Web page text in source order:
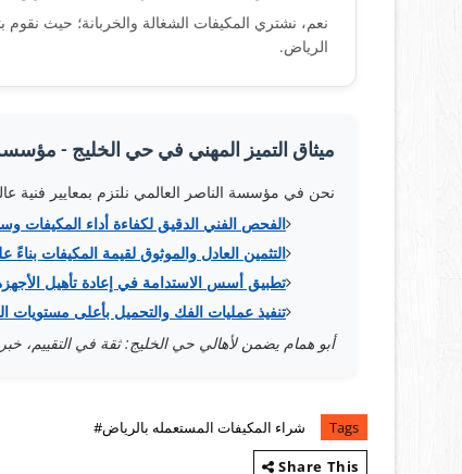
نعم، نشتري المكيفات الشغالة والخربانة؛ حيث
الرياض.
ميثاق التميز المهني في حي الخليج -
نحن في مؤسسة الناصر العالمي نلتزم بمعايير فنية
الفحص الفني الدقيق لكفاءة أداء المكيفات
التثمين العادل والموثوق لقيمة المكيفات بناءً
تطبيق أسس الاستدامة في إعادة تأهيل
تنفيذ عمليات الفك والتحميل بأعلى مستويات
أبو همام يضمن لأهالي حي الخليج: ثقة في التقييم،
Tags
شراء المكيفات المستعمله بالرياض#
Share This